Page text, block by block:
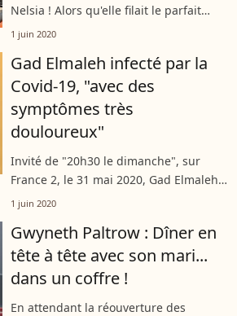
Nelsia ! Alors qu'elle filait le parfait
amour avec son footballeur de chéri, la
retrouvé son statut de...
1 juin 2020
Gad Elmaleh infecté par la
Covid-19, "avec des
symptômes très
douloureux"
Invité de "20h30 le dimanche", sur
France 2, le 31 mai 2020, Gad Elmaleh a
confié à Thomas Sotto avoir été touché
l'humoriste et comédien n'est...
1 juin 2020
Gwyneth Paltrow : Dîner en
tête à tête avec son mari...
dans un coffre !
En attendant la réouverture des